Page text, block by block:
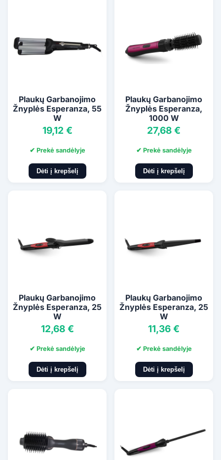
Plaukų Garbanojimo
Žnyplės Esperanza, 55
W
19,12 €
✔ Prekė sandėlyje
Dėti į krepšelį
Plaukų Garbanojimo
Žnyplės Esperanza,
1000 W
27,68 €
✔ Prekė sandėlyje
Dėti į krepšelį
Plaukų Garbanojimo
Žnyplės Esperanza, 25
W
12,68 €
✔ Prekė sandėlyje
Dėti į krepšelį
Plaukų Garbanojimo
Žnyplės Esperanza, 25
W
11,36 €
✔ Prekė sandėlyje
Dėti į krepšelį